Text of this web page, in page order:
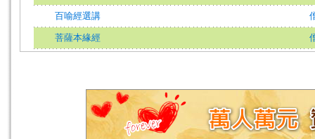
百喻經選講
菩薩本緣經